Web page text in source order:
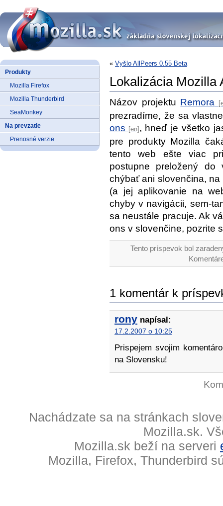
Produkty
Mozilla Firefox
Mozilla Thunderbird
SeaMonkey
Na prevzatie
Prenosné verzie
« Vyšlo AllPeers 0.55 Beta
Lokalizácia Mozilla
Názov projektu Remora
prezradíme, že sa
ons
, hneď je všetko
pre produkty Mozilla
tento web ešte viac
postupne preložený do
chýbať ani slovenčina,
(a jej aplikovanie na
chyby v navigácii, sem-
sa neustále pracuje. Ak
ons v slovenčine, pozrite
Tento príspevok bol
1 komentár k
rony napísal:
17.2.2007 o 10:25
Prispejem svojim
na Slovensku!
Nachádzate sa na stránkach
Mozilla.sk.
Mozilla.sk beží na serveri
Mozilla, Firefox, Thunderbird